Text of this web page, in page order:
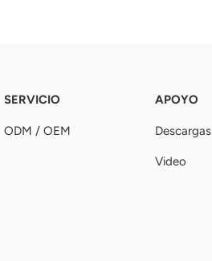
SERVICIO
ODM / OEM
APOYO
Descargas
Video